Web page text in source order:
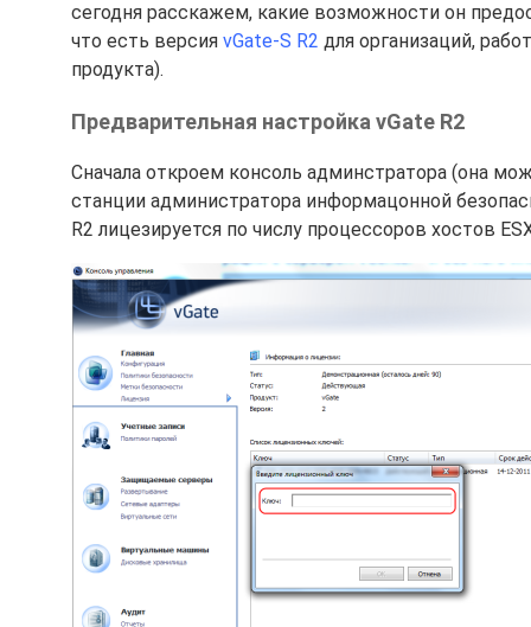
сегодня расскажем, какие возможности он
что есть версия vGate-S R2 для организаций,
продукта).
Предварительная настройка vGate R2
Сначала откроем консоль админстратора (она
станции администратора информацонной
R2 лицезируется по числу процессоров хостов